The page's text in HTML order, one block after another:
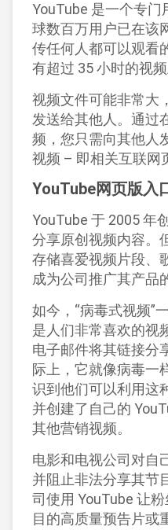
YouTube 是一个专
球数百万用户已在该
传任何人都可以观看
有超过 35 小时的视频
视频文件可能非常大
发送给其他人。通过
频，您只需向其他人
视频 – 即相关互联网
YouTube网页版入
YouTube 于 2005 年
分享原创视频内容。
存储喜爱视频片段、
成为公司推广其产品
如今，“病毒式视频”
是人们非常喜欢的视
电子邮件将其链接
际上，它就像病毒一
识到他们可以利用这
并创建了自己的
其他营销视频。
电影和电视公司对自
并阻止非法分享其节
司使用 YouTube 让
目的高质量预告片或